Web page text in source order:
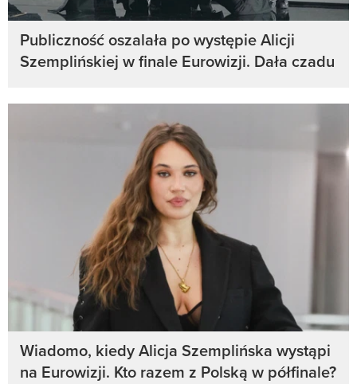
Publiczność oszalała po występie Alicji
Szemplińskiej w finale Eurowizji. Dała czadu
Wiadomo, kiedy Alicja Szemplińska wystąpi
na Eurowizji. Kto razem z Polską w półfinale?